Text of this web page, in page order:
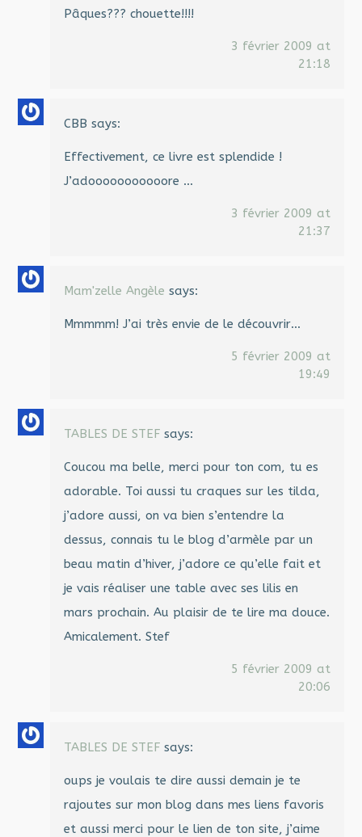
Pâques??? chouette!!!!
3 février 2009 at
21:18
CBB says:
Effectivement, ce livre est splendide !
J’adooooooooooore …
3 février 2009 at
21:37
Mam'zelle Angèle says:
Mmmmm! J’ai très envie de le découvrir…
5 février 2009 at
19:49
TABLES DE STEF says:
Coucou ma belle, merci pour ton com, tu es
adorable. Toi aussi tu craques sur les tilda,
j’adore aussi, on va bien s’entendre la
dessus, connais tu le blog d’armèle par un
beau matin d’hiver, j’adore ce qu’elle fait et
je vais réaliser une table avec ses lilis en
mars prochain. Au plaisir de te lire ma douce.
Amicalement. Stef
5 février 2009 at
20:06
TABLES DE STEF says:
oups je voulais te dire aussi demain je te
rajoutes sur mon blog dans mes liens favoris
et aussi merci pour le lien de ton site, j’aime